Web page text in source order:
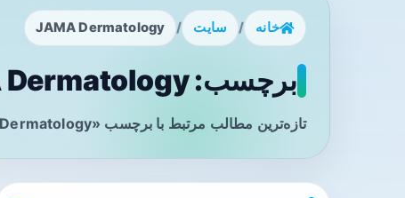
خانه / سایت /
JAMA Dermatology
برچسب: JAMA Dermatology - صفحه 1
تازه‌ترین مطالب مرتبط با برچسب «JAMA Dermatology» را در این صفحه مشاهده می‌کنید.